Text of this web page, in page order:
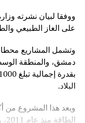
ووفقا لبيان نشرته
على الغاز الطبيعي
وتشمل المشاريع
دمشق، والمنطقة
البلاد.
ويعد هذا المشروع من